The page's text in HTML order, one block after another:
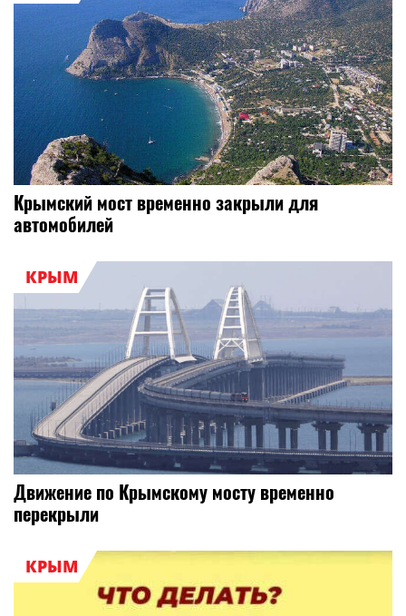
Крымский мост временно закрыли для
автомобилей
КРЫМ
Движение по Крымскому мосту временно
перекрыли
КРЫМ